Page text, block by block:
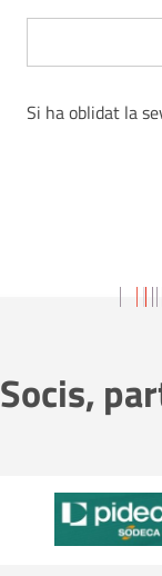
Si ha oblidat la
Socis,